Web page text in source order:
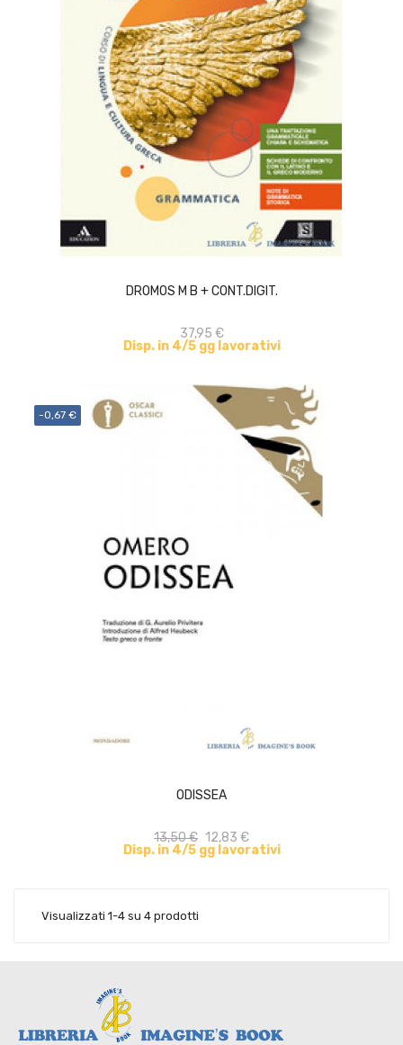
DROMOS M B + CONT.DIGIT.
37,95 €
Disp. in 4/5 gg lavorativi
-0,67 €
ODISSEA
13,50 € 12,83 €
Disp. in 4/5 gg lavorativi
Visualizzati 1-4 su 4 prodotti